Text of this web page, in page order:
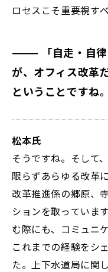
ロセスこそ重要視す
——— 「自走・自律
が、オフィス改革
ということですね。
松本氏
そうですね。そして
限らずあらゆる改革
改革推進係の郷原、
ションを取っていま
む際にも、コミュニ
これまでの経験をシ
た。上下水道局に関